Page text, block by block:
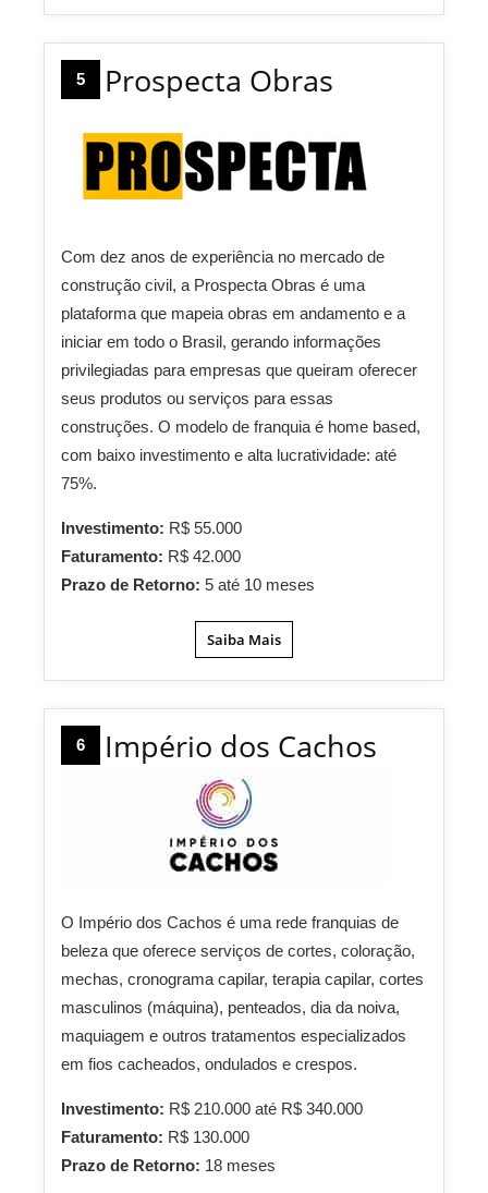
5 Prospecta Obras
Com dez anos de experiência no mercado de
construção civil, a Prospecta Obras é uma
plataforma que mapeia obras em andamento e a
iniciar em todo o Brasil, gerando informações
privilegiadas para empresas que queiram oferecer
seus produtos ou serviços para essas
construções. O modelo de franquia é home based,
com baixo investimento e alta lucratividade: até
75%.
Investimento: R$ 55.000
Faturamento: R$ 42.000
Prazo de Retorno: 5 até 10 meses
Saiba Mais
6 Império dos Cachos
O Império dos Cachos é uma rede franquias de
beleza que oferece serviços de cortes, coloração,
mechas, cronograma capilar, terapia capilar, cortes
masculinos (máquina), penteados, dia da noiva,
maquiagem e outros tratamentos especializados
em fios cacheados, ondulados e crespos.
Investimento: R$ 210.000 até R$ 340.000
Faturamento: R$ 130.000
Prazo de Retorno: 18 meses